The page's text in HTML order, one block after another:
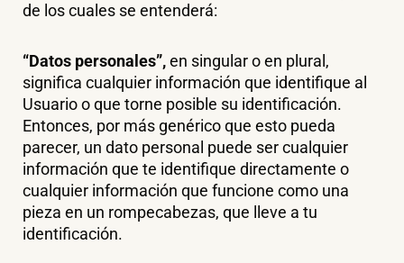
de los cuales se entenderá:
“Datos personales”,en singular o en plural,
significa cualquier información que identifique al
Usuario o que torne posible su identificación.
Entonces, por más genérico que esto pueda
parecer, un dato personal puede ser cualquier
información que te identifique directamente o
cualquier información que funcione como una
pieza en un rompecabezas, que lleve a tu
identificación.